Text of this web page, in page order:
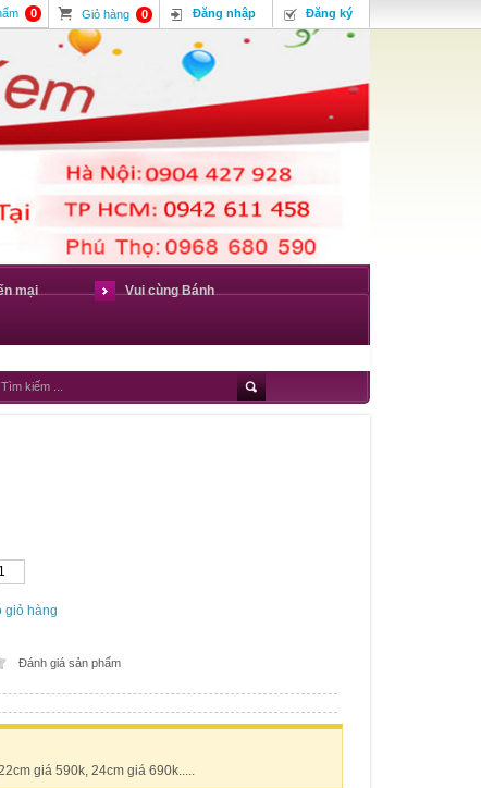
0 Giỏ hàng 0 Đăng nhập Đăng ký
mại Vui cùng Bánh
giỏ hàng
Đánh giá sản phẩm
giá 590k, 24cm giá 690k.....